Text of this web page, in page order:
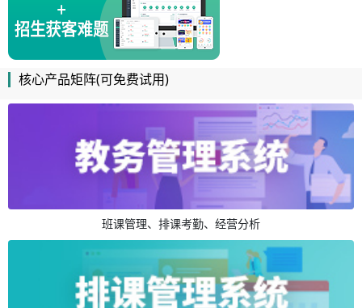
核心产品矩阵(可免费试用)
班课管理、排课考勤、经营分析